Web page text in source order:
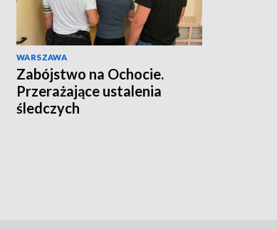
WARSZAWA
Zabójstwo na Ochocie.
Przerażające ustalenia
śledczych